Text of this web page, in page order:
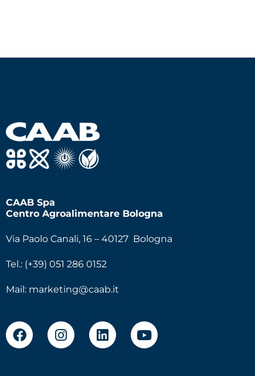
CAAB Spa
Centro Agroalimentare Bologna
Via Paolo Canali, 16 – 40127 Bologna
Tel.: (+39) 051 286 0152
Mail: marketing@caab.it